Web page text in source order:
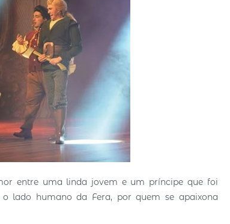
entre uma linda jovem e um príncipe que foi
lado humano da Fera, por quem se apaixona